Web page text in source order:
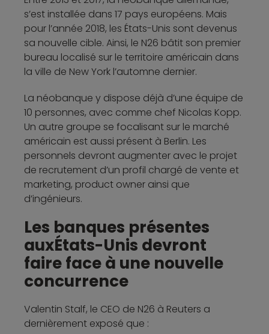
s’est installée dans 17 pays européens. Mais
pour l’année 2018, les États-Unis sont devenus
sa nouvelle cible. Ainsi, le N26 bâtit son premier
bureau localisé sur le territoire américain dans
la ville de New York l’automne dernier.
La néobanque y dispose déjà d’une équipe de
10 personnes, avec comme chef Nicolas Kopp.
Un autre groupe se focalisant sur le marché
américain est aussi présent à Berlin. Les
personnels devront augmenter avec le projet
de recrutement d’un profil chargé de vente et
marketing, product owner ainsi que
d’ingénieurs.
Les banques présentes
auxÉtats-Unis devront
faire face à une nouvelle
concurrence
Valentin Stalf, le CEO de N26 à Reuters a
dernièrement exposé que :